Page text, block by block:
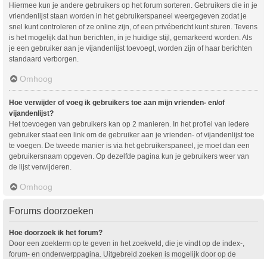
Hiermee kun je andere gebruikers op het forum sorteren. Gebruikers die in je
vriendenlijst staan worden in het gebruikerspaneel weergegeven zodat je
snel kunt controleren of ze online zijn, of een privébericht kunt sturen. Tevens
is het mogelijk dat hun berichten, in je huidige stijl, gemarkeerd worden. Als
je een gebruiker aan je vijandenlijst toevoegt, worden zijn of haar berichten
standaard verborgen.
Omhoog
Hoe verwijder of voeg ik gebruikers toe aan mijn vrienden- en/of
vijandenlijst?
Het toevoegen van gebruikers kan op 2 manieren. In het profiel van iedere
gebruiker staat een link om de gebruiker aan je vrienden- of vijandenlijst toe
te voegen. De tweede manier is via het gebruikerspaneel, je moet dan een
gebruikersnaam opgeven. Op dezelfde pagina kun je gebruikers weer van
de lijst verwijderen.
Omhoog
Forums doorzoeken
Hoe doorzoek ik het forum?
Door een zoekterm op te geven in het zoekveld, die je vindt op de index-,
forum- en onderwerppagina. Uitgebreid zoeken is mogelijk door op de